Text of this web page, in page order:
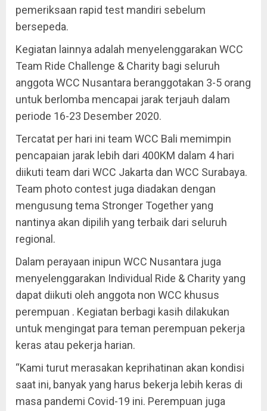
pemeriksaan rapid test mandiri sebelum
bersepeda.
Kegiatan lainnya adalah menyelenggarakan WCC
Team Ride Challenge & Charity bagi seluruh
anggota WCC Nusantara beranggotakan 3-5 orang
untuk berlomba mencapai jarak terjauh dalam
periode 16-23 Desember 2020.
Tercatat per hari ini team WCC Bali memimpin
pencapaian jarak lebih dari 400KM dalam 4 hari
diikuti team dari WCC Jakarta dan WCC Surabaya.
Team photo contest juga diadakan dengan
mengusung tema Stronger Together yang
nantinya akan dipilih yang terbaik dari seluruh
regional.
Dalam perayaan inipun WCC Nusantara juga
menyelenggarakan Individual Ride & Charity yang
dapat diikuti oleh anggota non WCC khusus
perempuan . Kegiatan berbagi kasih dilakukan
untuk mengingat para teman perempuan pekerja
keras atau pekerja harian.
“Kami turut merasakan keprihatinan akan kondisi
saat ini, banyak yang harus bekerja lebih keras di
masa pandemi Covid-19 ini. Perempuan juga